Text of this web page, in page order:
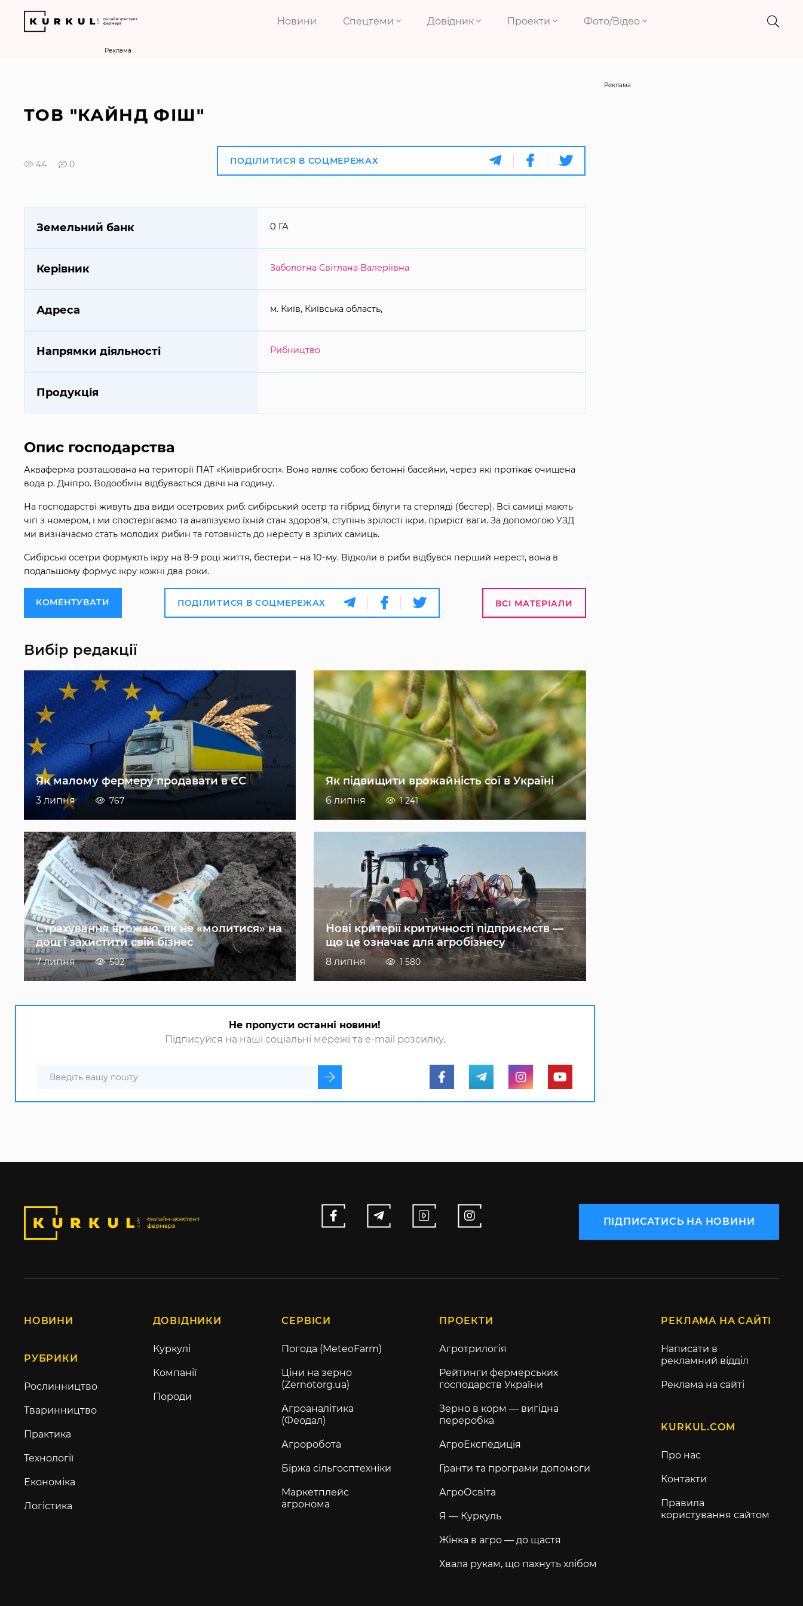
Новини Спецтеми Довідник Проекти Фото/Відео
Реклама
ТОВ "КАЙНД ФІШ"
44 0 ПОДІЛИТИСЯ В СОЦМЕРЕЖАХ
Земельний банк 0 ГА
Керівник Заболотна Світлана Валеріївна
Адреса м. Київ, Київська область,
Напрямки діяльності Рибництво
Продукція
Опис господарства
Акваферма розташована на території ПАТ «Київрибгосп». Вона являє собою бетонні басейни, через які протікає очищена
вода р. Дніпро. Водообмін відбувається двічі на годину.
На господарстві живуть два види осетрових риб: сибірський осетр та гібрид білуги та стерляді (бестер). Всі самиці мають
чіп з номером, і ми спостерігаємо та аналізуємо їхній стан здоров’я, ступінь зрілості ікри, приріст ваги. За допомогою УЗД
ми визначаємо стать молодих рибин та готовність до нересту в зрілих самиць.
Сибірські осетри формують ікру на 8-9 році життя, бестери – на 10-му. Відколи в риби відбувся перший нерест, вона в
подальшому формує ікру кожні два роки.
КОМЕНТУВАТИ ПОДІЛИТИСЯ В СОЦМЕРЕЖАХ ВСІ МАТЕРІАЛИ
Вибір редакції
Як малому фермеру продавати в ЄС
3 липня 767
Як підвищити врожайність сої в Україні
6 липня 1 241
Страхування врожаю, як не «молитися» на
дощ і захистити свій бізнес
7 липня 502
Нові критерії критичності підприємств —
що це означає для агробізнесу
8 липня 1 580
Не пропусти останні новини!
Підписуйся на наші соціальні мережі та e-mail розсилку.
Реклама
ПІДПИСАТИСЬ НА НОВИНИ
НОВИНИ
РУБРИКИ
Рослинництво
Тваринництво
Практика
Технології
Економіка
Логістика
ДОВІДНИКИ
Куркулі
Компанії
Породи
СЕРВІСИ
Погода (MeteoFarm)
Ціни на зерно
(Zernotorg.ua)
Агроаналітика
(Феодал)
Агроробота
Біржа сільгосптехніки
Маркетплейс
агронома
ПРОЕКТИ
Агротрилогія
Рейтинги фермерських
господарств України
Зерно в корм — вигідна
переробка
АгроЕкспедиція
Гранти та програми допомоги
АгроОсвіта
Я — Куркуль
Жінка в агро — до щастя
Хвала рукам, що пахнуть хлібом
РЕКЛАМА НА САЙТІ
Написати в
рекламний відділ
Реклама на сайті
KURKUL.COM
Про нас
Контакти
Правила
користування сайтом